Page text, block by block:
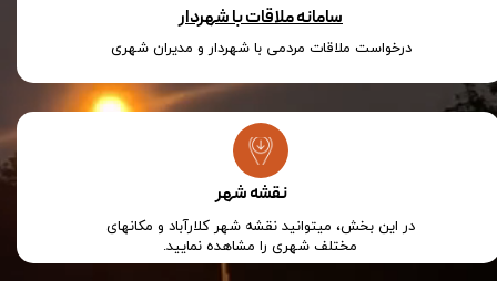
سامانه ملاقات با شهردار
درخواست ملاقات مردمی با شهردار و مدیران شهری​​​​​​​
نقشه شهر​​​​​​​
در این بخش، میتوانید نقشه شهر کلارآباد و مکانهای
مختلف شهری را مشاهده نمایید.​​​​​​​